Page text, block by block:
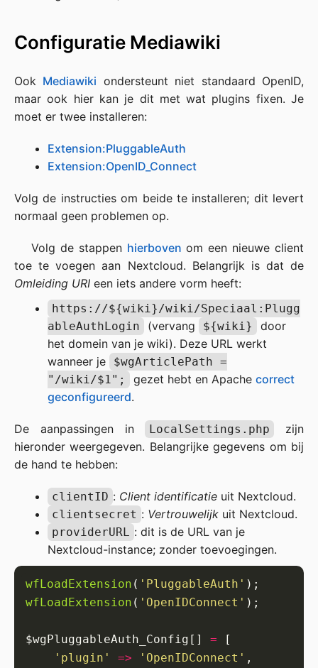
Configuratie Mediawiki
Ook Mediawiki ondersteunt niet standaard OpenID,
maar ook hier kan je dit met wat plugins fixen. Je
moet er twee installeren:
Extension:PluggableAuth
Extension:OpenID_Connect
Volg de instructies om beide te installeren; dit levert
normaal geen problemen op.
Volg de stappen hierboven om een nieuwe client
toe te voegen aan Nextcloud. Belangrijk is dat de
Omleiding URI een iets andere vorm heeft:
https://${wiki}/wiki/Speciaal:Plugg
ableAuthLogin
(vervang ${wiki}
door
het domein van je wiki). Deze URL werkt
wanneer je
$wgArticlePath =
"/wiki/$1";
gezet hebt en Apachecorrect
geconfigureerd.
De aanpassingen in LocalSettings.php
zijn
hieronder weergegeven. Belangrijke gegevens om bij
de hand te hebben:
clientID : Client identificatie uit Nextcloud.
clientsecret : Vertrouwelijk uit Nextcloud.
providerURL : dit is de URL van je
Nextcloud-instance; zonder toevoegingen.
wfLoadExtension ( 'PluggableAuth'
wfLoadExtension ( 'OpenIDConnect'
$wgPluggableAuth_Config[] =
'plugin'
=> 'OpenIDConnect'